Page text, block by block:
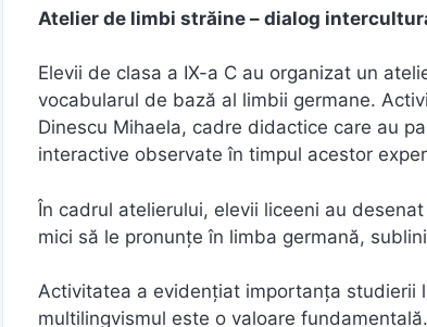
Atelier de limbi străine – dialog
Elevii de clasa a IX-a C au organizat un
vocabularul de bază al limbii germane.
Dinescu Mihaela, cadre didactice care au
interactive observate în timpul acestor
În cadrul atelierului, elevii liceeni au
mici să le pronunțe în limba germană,
Activitatea a evidențiat importanța studierii
multilingvismul este o valoare